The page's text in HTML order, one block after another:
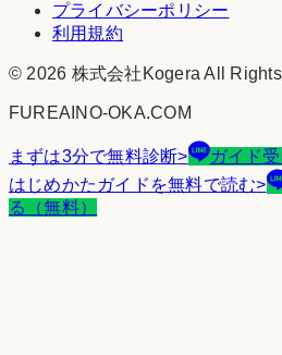
プライバシーポリシー
利用規約
© 2026 株式会社Kogera All
FUREAINO-OKA.COM
まずは3分で無料診断>
ガイド
はじめかたガイドを無料で読む>
る（無料）